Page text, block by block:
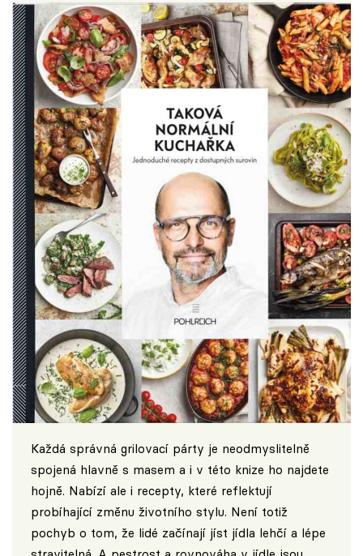
Každá správná grilovací párty je neodmyslitelně
spojená hlavně s masem a i v této knize ho najdete
hojně. Nabízí ale i recepty, které reflektují
probíhající změnu životního stylu. Není totiž
pochyb o tom, že lidé začínají jíst jídla lehčí a lépe